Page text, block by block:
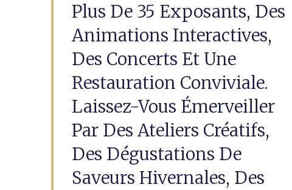
Plus De 35 Exposants, Des
Animations Interactives,
Des Concerts Et Une
Restauration Conviviale.
Laissez-Vous Émerveiller
Par Des Ateliers Créatifs,
Des Dégustations De
Saveurs Hivernales, Des